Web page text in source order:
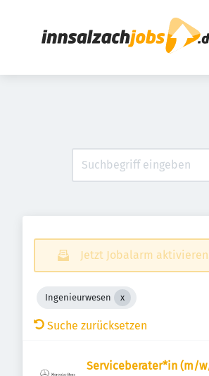
Jetzt Jobalarm
Ingenieurwesen
Suche zurücksetzen
Serviceberater*in (m/